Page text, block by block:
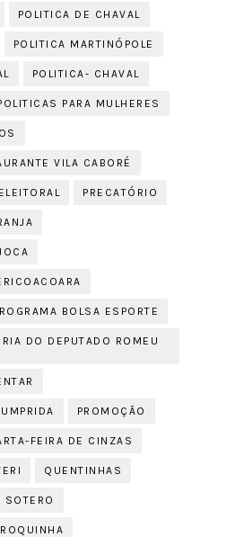
POLITICA DE CHAVAL
POLITICA MARTINÓPOLE
POLITICA- CHAVAL
PARA MULHERES
VILA CABORÉ
PRECATÓRIO
BOLSA ESPORTE
DO DEPUTADO ROMEU
PROMOÇÃO
FEIRA DE CINZAS
QUENTINHAS
SOTERO